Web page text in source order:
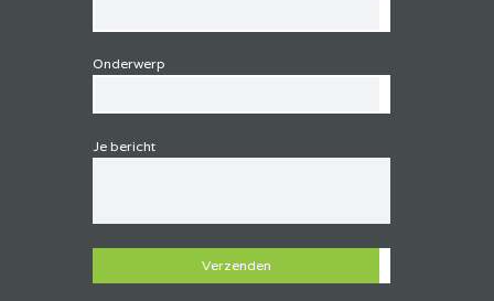
Onderwerp
Je bericht